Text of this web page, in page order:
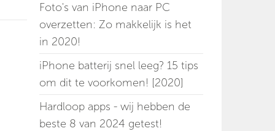
Foto's van iPhone naar PC
overzetten: Zo makkelijk is het
in 2020!
iPhone batterij snel leeg? 15 tips
om dit te voorkomen! [2020]
Hardloop apps - wij hebben de
beste 8 van 2024 getest!